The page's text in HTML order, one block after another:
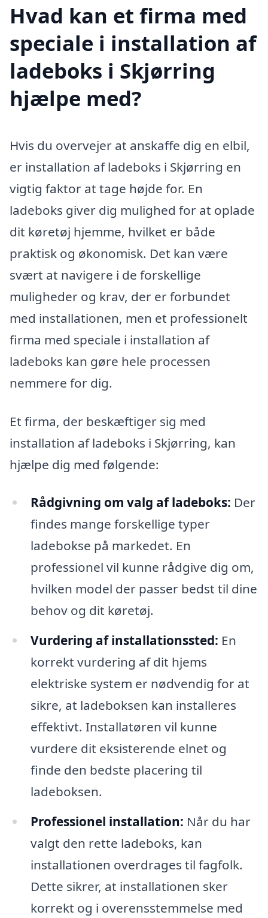
Hvad kan et firma med
speciale i installation af
ladeboks i Skjørring
hjælpe med?
Hvis du overvejer at anskaffe dig en elbil,
er installation af ladeboks i Skjørring en
vigtig faktor at tage højde for. En
ladeboks giver dig mulighed for at oplade
dit køretøj hjemme, hvilket er både
praktisk og økonomisk. Det kan være
svært at navigere i de forskellige
muligheder og krav, der er forbundet
med installationen, men et professionelt
firma med speciale i installation af
ladeboks kan gøre hele processen
nemmere for dig.
Et firma, der beskæftiger sig med
installation af ladeboks i Skjørring, kan
hjælpe dig med følgende:
Rådgivning om valg af ladeboks: Der
findes mange forskellige typer
ladebokse på markedet. En
professionel vil kunne rådgive dig om,
hvilken model der passer bedst til dine
behov og dit køretøj.
Vurdering af installationssted: En
korrekt vurdering af dit hjems
elektriske system er nødvendig for at
sikre, at ladeboksen kan installeres
effektivt. Installatøren vil kunne
vurdere dit eksisterende elnet og
finde den bedste placering til
ladeboksen.
Professionel installation: Når du har
valgt den rette ladeboks, kan
installationen overdrages til fagfolk.
Dette sikrer, at installationen sker
korrekt og i overensstemmelse med